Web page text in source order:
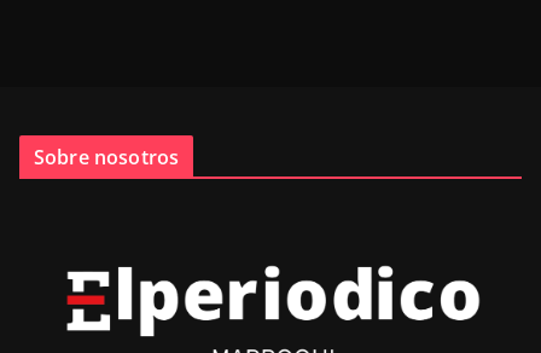
Sobre nosotros